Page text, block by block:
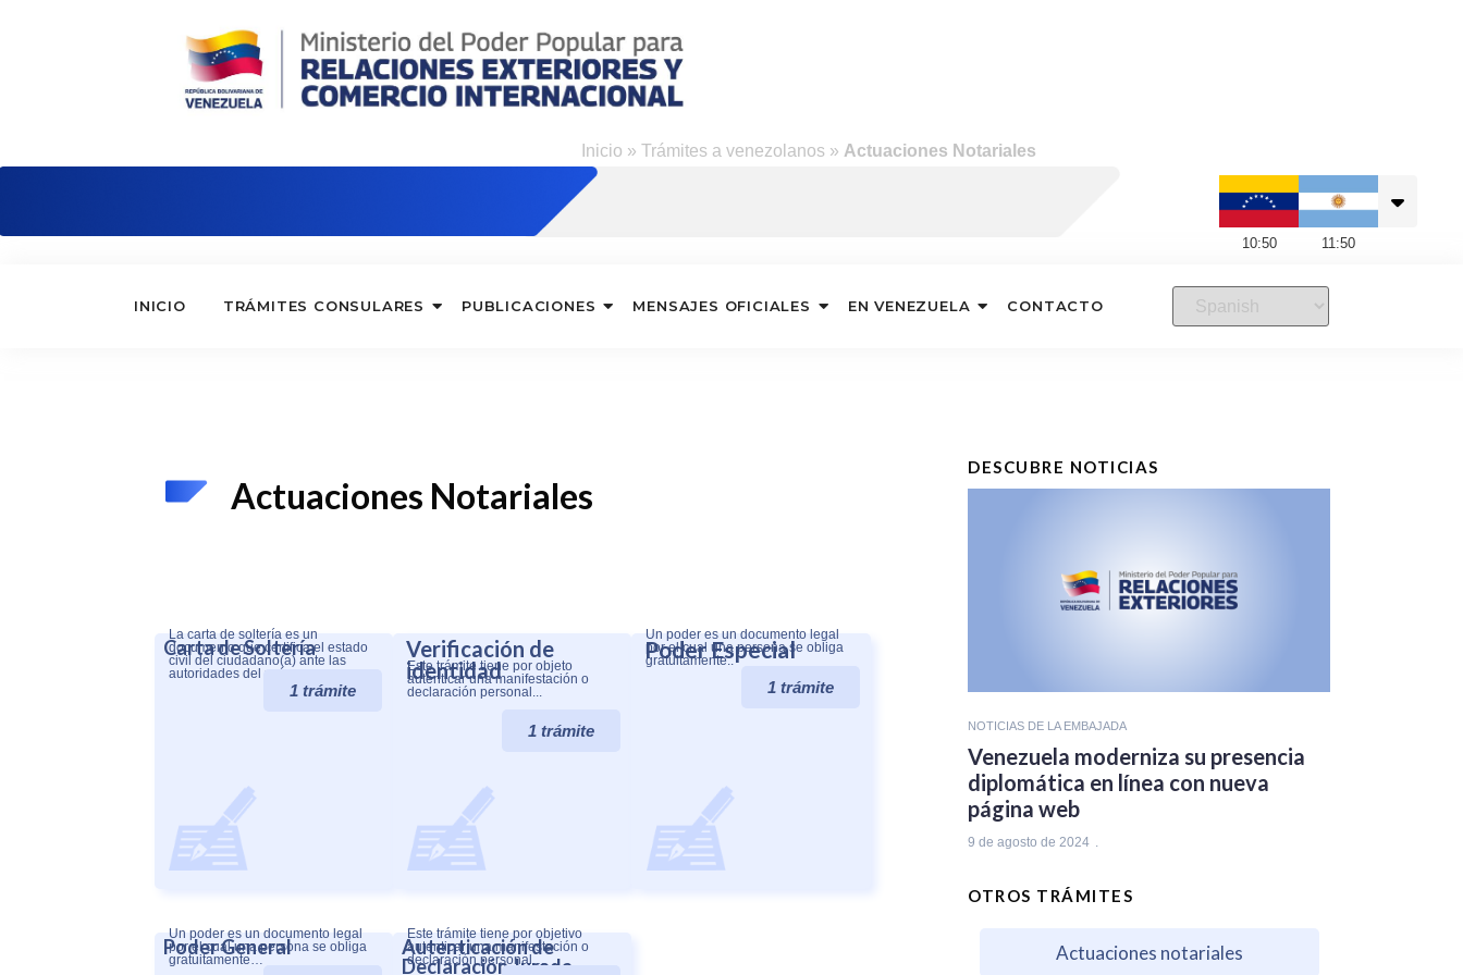
Inicio »Trámites a venezolanos » Actuaciones Notariales
10:50 11 :50
INICIO TRÁMITES CONSULARES PUBLICACIONES MENSAJES OFICIALES EN VENEZUELA CONTACTO
Actuaciones Notariales
Carta de Soltería
La carta de soltería es un
documento que certifica el estado
civil del ciudadano(a) ante las
autoridades del país.
1 trámite
Verificación de
identidad
Este trámite tiene por objeto
autenticar una manifestación o
declaración personal...
1 trámite
Poder Especial
Un poder es un documento legal
por el cual una persona se obliga
gratuitamente..
1 trámite
Poder General
Un poder es un documento legal
por el cual una persona se obliga
gratuitamente…
Autenticación de
Declaración Jurada
Este trámite tiene por objetivo
autenticar una manifestación o
declaración personal…
DESCUBRE NOTICIAS
NOTICIAS DE LA EMBAJADA
Venezuela moderniza su presencia
diplomática en línea con nueva
página web
9 de agosto de 2024
OTROS TRÁMITES
Actuaciones notariales